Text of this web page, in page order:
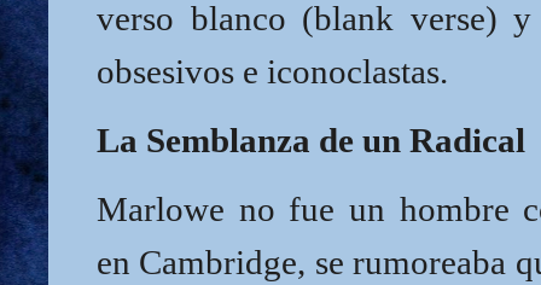
verso blanco (blank verse) y
obsesivos e iconoclastas.
La Semblanza de un Radical
Marlowe no fue un hombre
en Cambridge, se rumoreaba